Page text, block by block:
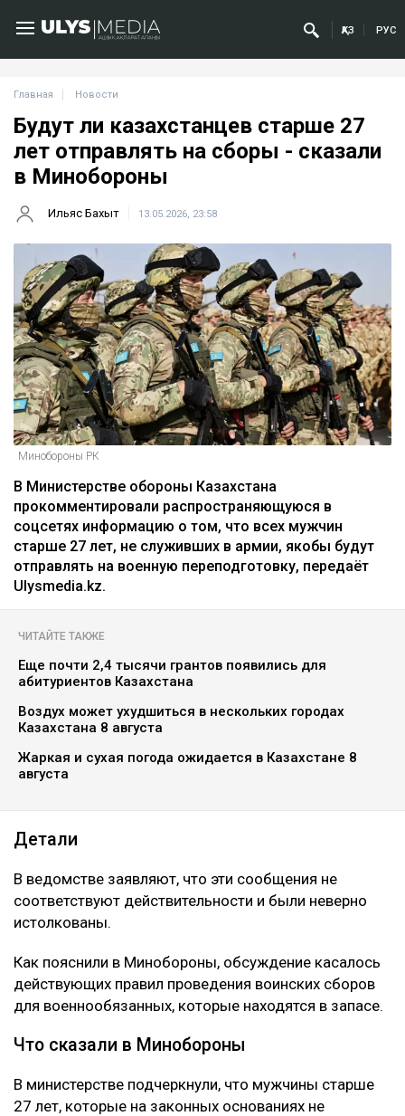
ҚАЗ РУС
Главная Новости
Будут ли казахстанцев старше 27
лет отправлять на сборы - сказали
в Минобороны
Ильяс Бахыт 13.05.2026, 23:58
Минобороны РК
В Министерстве обороны Казахстана
прокомментировали распространяющуюся в
соцсетях информацию о том, что всех мужчин
старше 27 лет, не служивших в армии, якобы будут
отправлять на военную переподготовку, передаёт
Ulysmedia.kz.
ЧИТАЙТЕ ТАКЖЕ
Еще почти 2,4 тысячи грантов появились для
абитуриентов Казахстана
Воздух может ухудшиться в нескольких городах
Казахстана 8 августа
Жаркая и сухая погода ожидается в Казахстане 8
августа
Детали
В ведомстве заявляют, что эти сообщения не
соответствуют действительности и были неверно
истолкованы.
Как пояснили в Минобороны, обсуждение касалось
действующих правил проведения воинских сборов
для военнообязанных, которые находятся в запасе.
Что сказали в Минобороны
В министерстве подчеркнули, что мужчины старше
27 лет, которые на законных основаниях не